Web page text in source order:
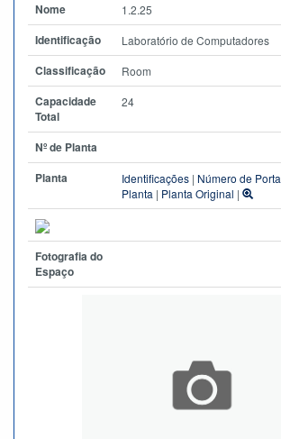
Nome
1.2.25
Identificação Laboratório de Computadores
Classificação Room
Capacidade
Total
24
Nº de Planta
Planta
Identificações | Número de Porta
Planta | Planta Original |
Fotografia do
Espaço